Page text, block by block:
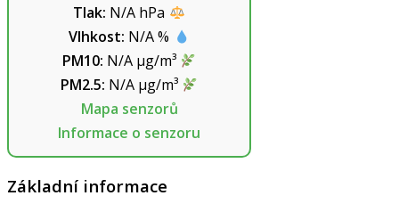
Tlak: N/A hPa
Vlhkost: N/A%
PM10: N/Aµg/m³
PM2.5: N/Aµg/m³
Mapa senzorů
Informace o senzoru
Základní informace